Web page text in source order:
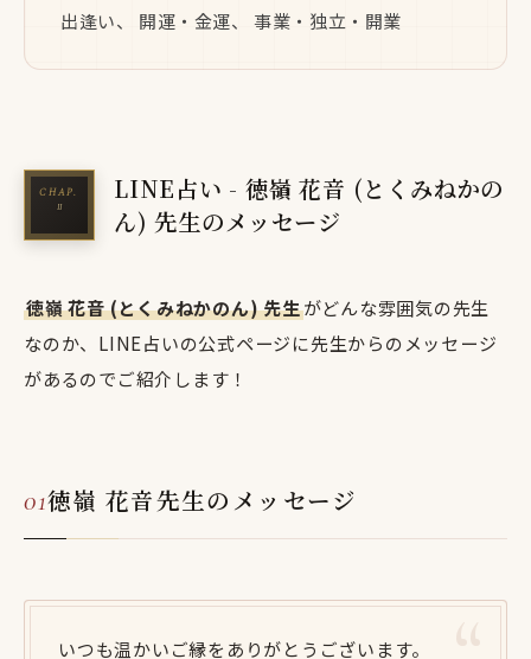
出逢い、 開運・金運、 事業・独立・開業
LINE占い - 徳嶺 花音 (とくみねかの
ん) 先生のメッセージ
徳嶺 花音 (とくみねかのん) 先生がどんな雰囲気の先生
なのか、LINE占いの公式ページに先生からのメッセージ
があるのでご紹介します！
徳嶺 花音先生のメッセージ
いつも温かいご縁をありがとうございます。